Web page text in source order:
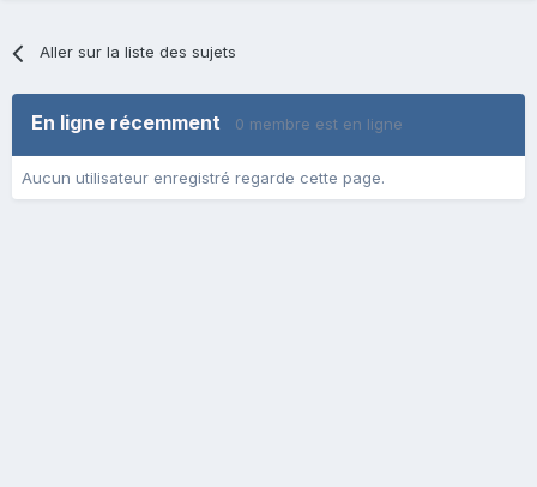
Aller sur la liste des sujets
En ligne récemment 0 membre est en ligne
Aucun utilisateur enregistré regarde cette page.